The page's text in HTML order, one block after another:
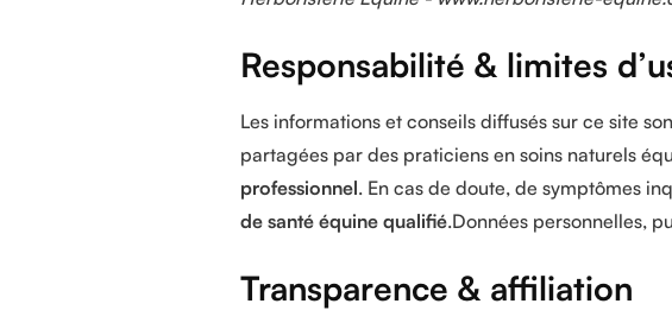
Responsabilité & limites
Les informations et conseils diffusés sur ce site
partagées par des praticiens en soins naturels
professionnel. En cas de doute, de symptômes
de santé équine qualifié.Données personnelles,
Transparence & affiliation